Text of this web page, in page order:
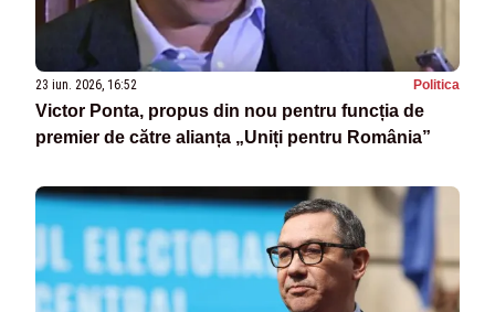
23 iun. 2026, 16:52 Politica
Victor Ponta, propus din nou pentru funcția de
premier de către alianța „Uniți pentru România”